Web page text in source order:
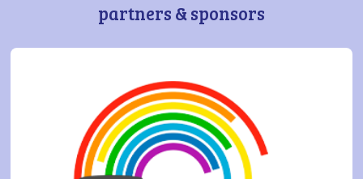
partners & sponsors